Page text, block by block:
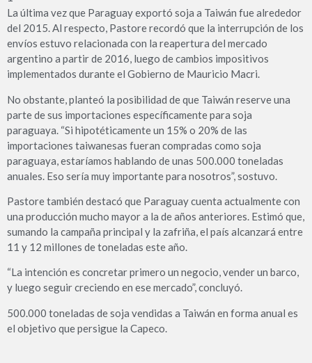
La última vez que Paraguay exportó soja a Taiwán fue alrededor
del 2015. Al respecto, Pastore recordó que la interrupción de los
envíos estuvo relacionada con la reapertura del mercado
argentino a partir de 2016, luego de cambios impositivos
implementados durante el Gobierno de Mauricio Macri.
No obstante, planteó la posibilidad de que Taiwán reserve una
parte de sus importaciones específicamente para soja
paraguaya. “Si hipotéticamente un 15% o 20% de las
importaciones taiwanesas fueran compradas como soja
paraguaya, estaríamos hablando de unas 500.000 toneladas
anuales. Eso sería muy importante para nosotros”, sostuvo.
Pastore también destacó que Paraguay cuenta actualmente con
una producción mucho mayor a la de años anteriores. Estimó que,
sumando la campaña principal y la zafriña, el país alcanzará entre
11 y 12 millones de toneladas este año.
“La intención es concretar primero un negocio, vender un barco,
y luego seguir creciendo en ese mercado”, concluyó.
500.000 toneladas de soja vendidas a Taiwán en forma anual es
el objetivo que persigue la Capeco.